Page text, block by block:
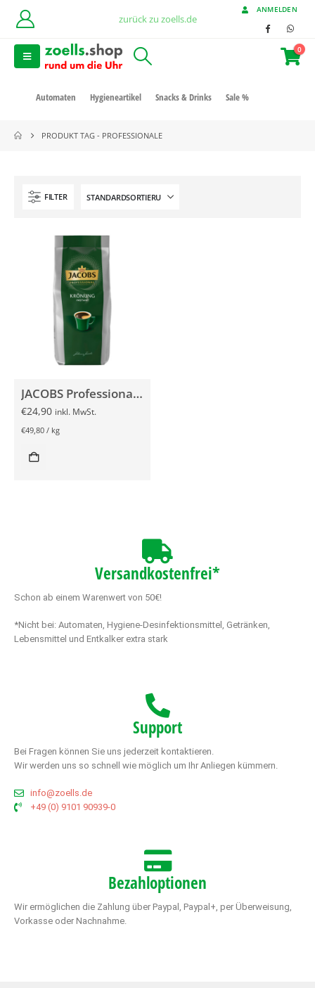
zurück zu zoells.de
ANMELDEN
0
Automaten Hygieneartikel Snacks & Drinks Sale %
PRODUKT TAG - PROFESSIONALE
FILTER
JACOBS Professional Krönung Instant 500g
€24,90 inkl. MwSt.
€49,80 / kg
Versandkostenfrei*
Schon ab einem Warenwert von 50€!
*Nicht bei: Automaten, Hygiene-Desinfektionsmittel, Getränken,
Lebensmittel und Entkalker extra stark
Support
Bei Fragen können Sie uns jederzeit kontaktieren.
Wir werden uns so schnell wie möglich um Ihr Anliegen kümmern.
info@zoells.de
+49 (0) 9101 90939-0
Bezahloptionen
Wir ermöglichen die Zahlung über Paypal, Paypal+, per Überweisung,
Vorkasse oder Nachnahme.